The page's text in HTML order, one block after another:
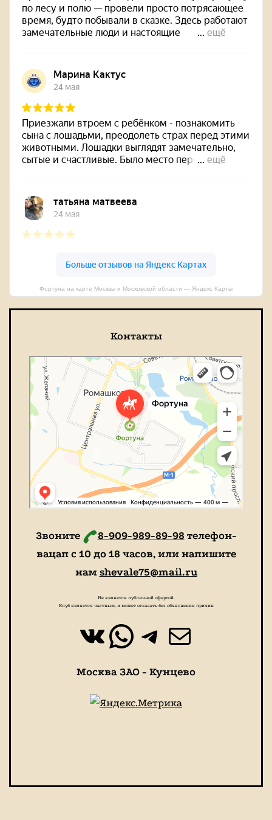
Фортуна на карте Москвы и Московской области — Яндекс Карты
Контакты
Фортуна
Конный клуб в Москве и Московской области
Звоните 8-909-989-89-98 телефон-
вацап с 10 до 18 часов, или напишите
нам shevale75@mail.ru
Не является публичной офертой.
Клуб является частным, и может отказать без объяснения причин
ВКонтакте
WhatsApp
https://
Почта
Москва ЗАО - Кунцево